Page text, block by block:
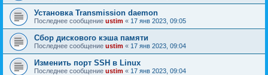
Установка Transmission daemon
Последнее сообщение ustim « 17 янв 2023, 09:05
Сбор дискового кэша памяти
Последнее сообщение ustim « 17 янв 2023, 09:04
Изменить порт SSH в Linux
Последнее сообщение ustim « 17 янв 2023, 09:04